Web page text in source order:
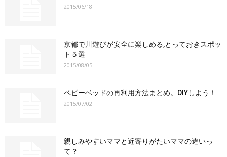
2015/06/18
京都で川遊びが安全に楽しめる,とっておきスポッ
ト５選
2015/08/05
ベビーベッドの再利用方法まとめ。DIYしよう！
2015/07/02
親しみやすいママと近寄りがたいママの違いっ
て？